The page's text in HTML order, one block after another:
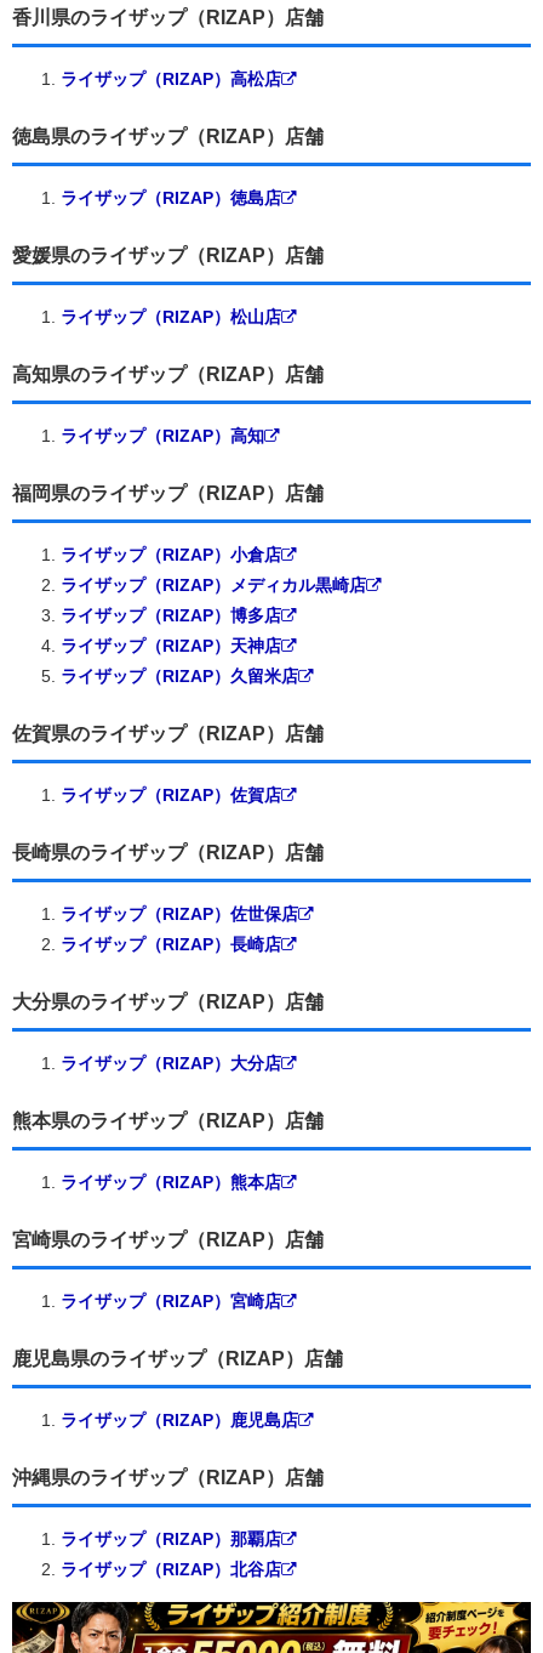
香川県のライザップ（RIZAP）店舗
ライザップ（RIZAP）高松店
徳島県のライザップ（RIZAP）店舗
ライザップ（RIZAP）徳島店
愛媛県のライザップ（RIZAP）店舗
ライザップ（RIZAP）松山店
高知県のライザップ（RIZAP）店舗
ライザップ（RIZAP）高知
福岡県のライザップ（RIZAP）店舗
ライザップ（RIZAP）小倉店
ライザップ（RIZAP）メディカル黒崎店
ライザップ（RIZAP）博多店
ライザップ（RIZAP）天神店
ライザップ（RIZAP）久留米店
佐賀県のライザップ（RIZAP）店舗
ライザップ（RIZAP）佐賀店
長崎県のライザップ（RIZAP）店舗
ライザップ（RIZAP）佐世保店
ライザップ（RIZAP）長崎店
大分県のライザップ（RIZAP）店舗
ライザップ（RIZAP）大分店
熊本県のライザップ（RIZAP）店舗
ライザップ（RIZAP）熊本店
宮崎県のライザップ（RIZAP）店舗
ライザップ（RIZAP）宮崎店
鹿児島県のライザップ（RIZAP）店舗
ライザップ（RIZAP）鹿児島店
沖縄県のライザップ（RIZAP）店舗
ライザップ（RIZAP）那覇店
ライザップ（RIZAP）北谷店